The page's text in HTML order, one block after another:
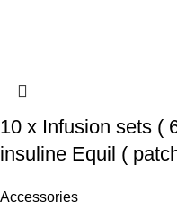
10 x Infusion sets (
insuline Equil (
Accessories